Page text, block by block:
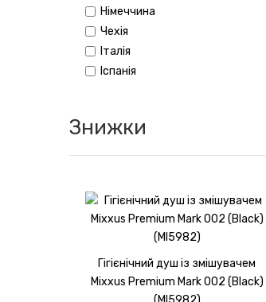
Німеччина
Чехія
Італія
Іспанія
Знижки
Гігієнічний душ із змішувачем
Mixxus Premium Mark 002 (Black)